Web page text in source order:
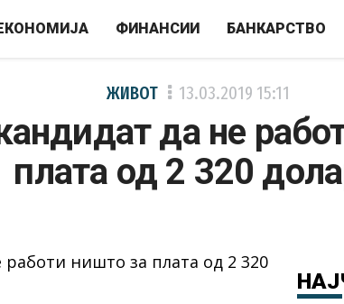
ФИНАНСИИ БАНКАРСТВО
ЖИВОТ 13.03.2019 15:11
да не
плата од 2 320